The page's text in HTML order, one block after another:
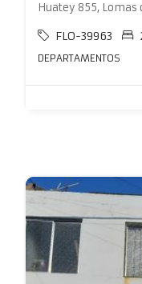
Huatey 855,
FLO-39963
DEPARTAMENTOS